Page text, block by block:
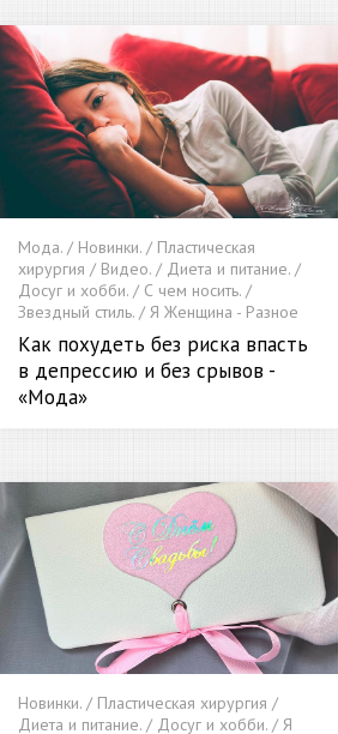
Мода. / Новинки. / Пластическая
хирургия / Видео. / Диета и питание. /
Досуг и хобби. / С чем носить. /
Звездный стиль. / Я Женщина - Разное
Как похудеть без риска впасть
в депрессию и без срывов -
«Мода»
Новинки. / Пластическая хирургия /
Диета и питание. / Досуг и хобби. / Я